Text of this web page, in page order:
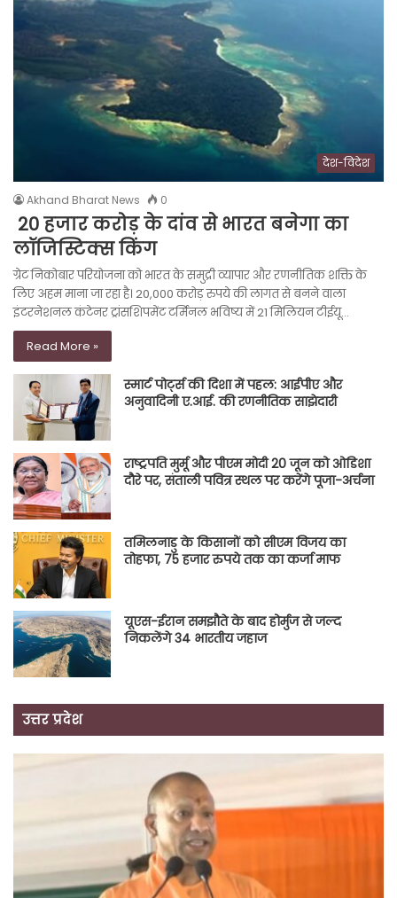
देश-विदेश
Akhand Bharat News 0
20 हजार करोड़ के दांव से भारत बनेगा का
लॉजिस्टिक्स किंग
ग्रेट निकोबार परियोजना को भारत के समुद्री व्यापार और रणनीतिक शक्ति के
लिए अहम माना जा रहा है। 20,000 करोड़ रुपये की लागत से बनने वाला
इंटरनेशनल कंटेनर ट्रांसशिपमेंट टर्मिनल भविष्य में 21 मिलियन टीईयू…
Read More »
स्मार्ट पोर्ट्स की दिशा में पहल: आईपीए और
अनुवादिनी ए.आई. की रणनीतिक साझेदारी
राष्ट्रपति मुर्मू और पीएम मोदी 20 जून को ओडिशा
दौरे पर, संताली पवित्र स्थल पर करेंगे पूजा-अर्चना
तमिलनाडु के किसानों को सीएम विजय का
तोहफा, 75 हजार रुपये तक का कर्जा माफ
यूएस-ईरान समझौते के बाद होर्मुज से जल्द
निकलेंगे 34 भारतीय जहाज
उत्तर प्रदेश